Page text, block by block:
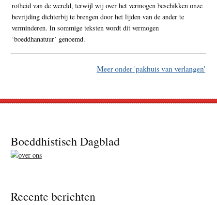
rotheid van de wereld, terwijl wij over het vermogen beschikken onze
bevrijding dichterbij te brengen door het lijden van de ander te
verminderen. In sommige teksten wordt dit vermogen
‘boeddhanatuur’ genoemd.
Meer onder 'pakhuis van verlangen'
Footer
Boeddhistisch Dagblad
Recente berichten